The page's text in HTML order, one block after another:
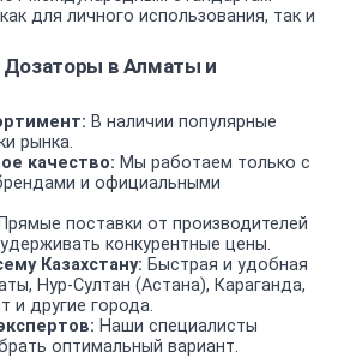
для личного использования, так и
в Алматы и
В наличии популярные
рынка.
качество: Мы работаем только с
и официальными
Прямые поставки от производителей
конкурентные цены.
Казахстану: Быстрая и удобная
Нур-Султан (Астана), Караганда,
и другие города.
Наши специалисты
оптимальный вариант.